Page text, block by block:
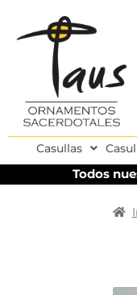
Casullas
Todos